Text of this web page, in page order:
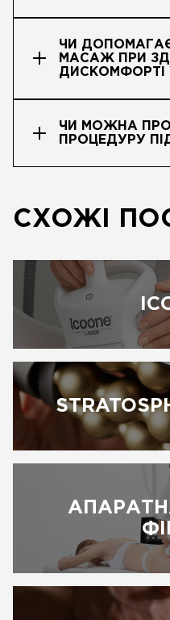
ЧИ
МАСАЖ ПРИ
ДИСКОМФОРТІ
ЧИ МОЖНА
ПРОЦЕДУРУ
СХОЖІ